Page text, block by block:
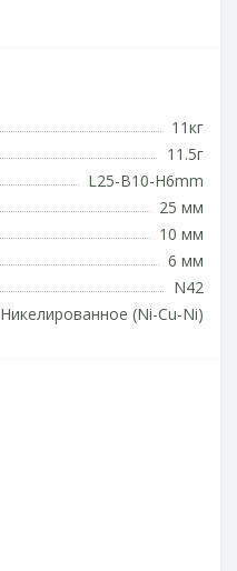
11кг
11.5г
L25-B10-H6mm
25 мм
10 мм
6 мм
N42
Никелированное (Ni-Cu-Ni)